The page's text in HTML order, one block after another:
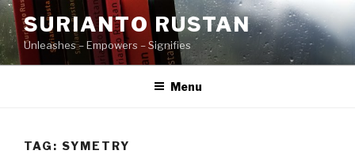
Skip
to
content
SURIANTO RUSTAN
Unleashes – Empowers – Signifies
Menu
TAG: SYMETRY